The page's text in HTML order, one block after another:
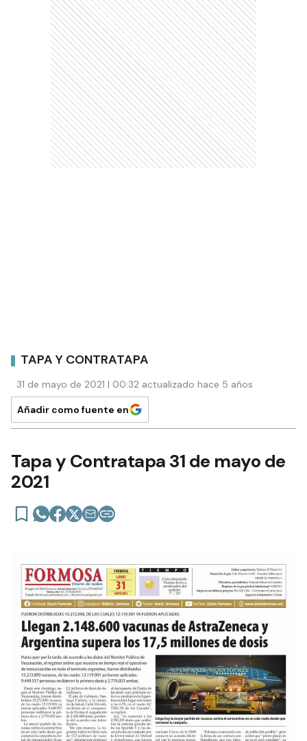
TAPA Y CONTRATAPA
31 de mayo de 2021 | 00:32 actualizado hace 5 años
Añadir como fuente en
Tapa y Contratapa 31 de mayo de
2021